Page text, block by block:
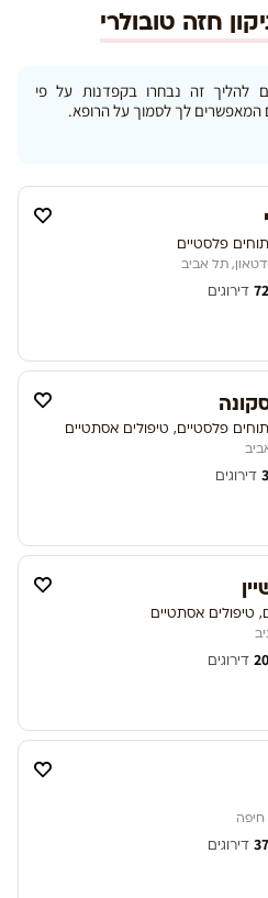
חזה טובולרי
להליך זה נבחרו בקפדנות על פי
המאפשרים לך לסמוך על הרופא.
פלסטיים
דירוגים
פלסטיים, טיפולים אסתטיים
דירוגים
טיפולים אסתטיים
דירוגים
דירוגים